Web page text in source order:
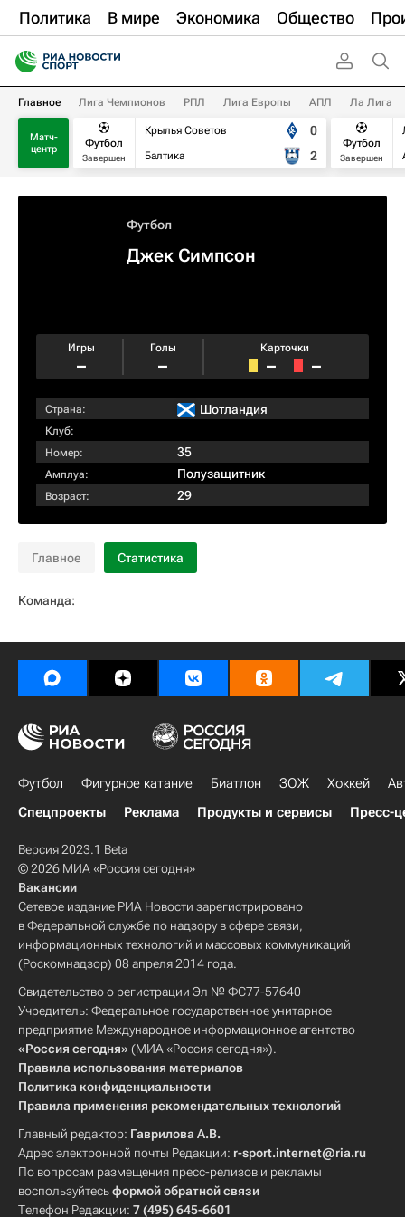
Политика В мире Экономика Общество
Главное Лига Чемпионов РПЛ Лига Европы АПЛ Ла Лига
Матч-
центр
Футбол
Завершен
Крылья Советов
Балтика
0
2
Футбол
Завершен
Футбол
Джек Симпсон
Игры
–
Голы
–
Карточки
– –
Страна: Шотландия
Клуб:
Номер:
35
Амплуа: Полузащитник
Возраст: 29
Главное Статистика
Команда:
Футбол Фигурное катание Биатлон ЗОЖ Хоккей
Спецпроекты
Реклама Продукты и сервисы Пресс-
Версия 2023.1 Beta
© 2026 МИА «Россия сегодня»
Вакансии
Сетевое издание РИА Новости зарегистрировано
в Федеральной службе по надзору в сфере связи,
информационных технологий и массовых коммуникаций
(Роскомнадзор) 08 апреля 2014 года.
Свидетельство о регистрации Эл № ФС77-57640
Учредитель: Федеральное государственное унитарное
предприятие Международное информационное агентство
«Россия сегодня» (МИА «Россия сегодня»).
Правила использования материалов
Политика конфиденциальности
Правила применения рекомендательных технологий
Главный редактор: Гаврилова А.В.
Адрес электронной почты Редакции: r-sport.internet@ria.ru
По вопросам размещения пресс-релизов и рекламы
воспользуйтесьформой обратной связи
Телефон Редакции: 7 (495) 645-6601